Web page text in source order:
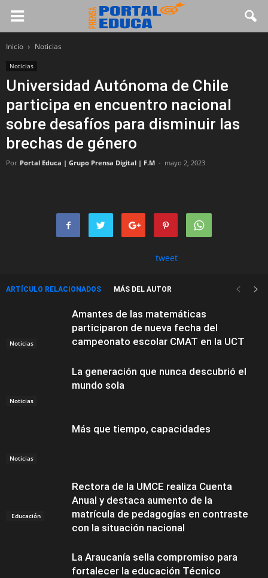
Inicio Noticias
Noticias
Universidad Autónoma de Chile
participa en encuentro nacional
sobre desafíos para disminuir las
brechas de género
Por Portal Educa | Grupo Prensa Digital | F.M - mayo 2, 2023
tweet
ARTÍCULO RELACIONADOS MÁS DEL AUTOR
Noticias
Amantes de las matemáticas
participaron de nueva fecha del
campeonato escolar CMAT en la UCT
Noticias
La generación que nunca descubrió el
mundo sola
Noticias
Más que tiempo, capacidades
Educación
Rectora de la UMCE realiza Cuenta
Anual y destaca aumento de la
matrícula de pedagogías en contraste
con la situación nacional
La Araucanía sella compromiso para
fortalecer la educación Técnico